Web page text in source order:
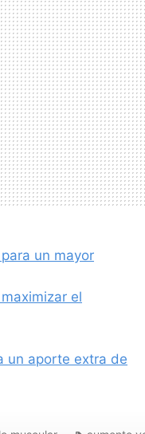
un mayor
el
un aporte extra de